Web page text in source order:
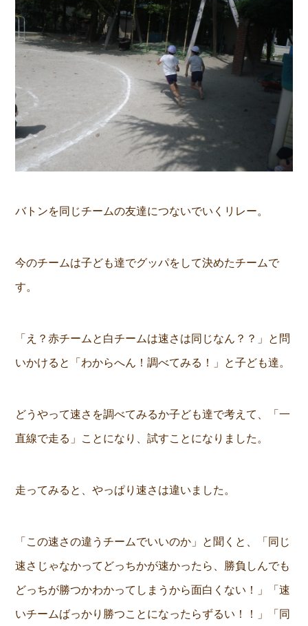
バトンを同じチームの友達につないでいくリレー。
今のチームは子ども達でグッパをして決めたチームで
す。
「え？赤チームと白チームは速さは同じなん？？」と問
いかけると「わからへん！調べてみる！」と子ども達。
どうやって速さを調べてみるか子ども達で考えて、「一
直線で走る」ことになり、試すことになりました。
走ってみると、やっぱり速さは違いました。
「この速さの違うチームでいいのか」と聞くと、「同じ
速さじゃなかってどっちかが速かったら、勝負しんでも
どっちが勝つかわかってしまうから面白くない！」「速
いチームばっかり勝つことになったらずるい！！」「同